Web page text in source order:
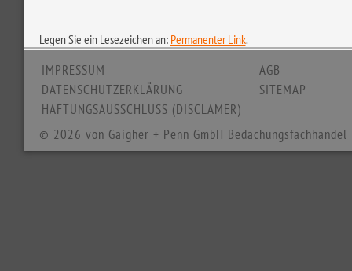
Legen Sie ein Lesezeichen an: Permanenter Link.
IMPRESSUM
DATENSCHUTZERKLÄRUNG
HAFTUNGSAUSSCHLUSS (DISCLAMER)
AGB
SITEMAP
© 2026 von Gaigher + Penn GmbH Bedachungsfachhandel